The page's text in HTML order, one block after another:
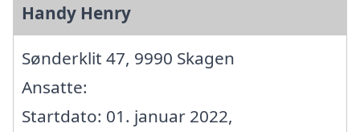
Handy Henry
Sønderklit 47, 9990 Skagen
Ansatte:
Startdato: 01. januar 2022,